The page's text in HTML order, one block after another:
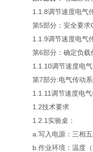
1.1.8调节速度电气
第5部分：安全要求
1.1.9调节速度电气
第6部分：确定负
1.1.10调节速度电
第7部分:电气传动
1.1.11调节速度电
1.2技术要求
1.2.1实验桌：
a.写入电源：三相
b.作业环境：温度